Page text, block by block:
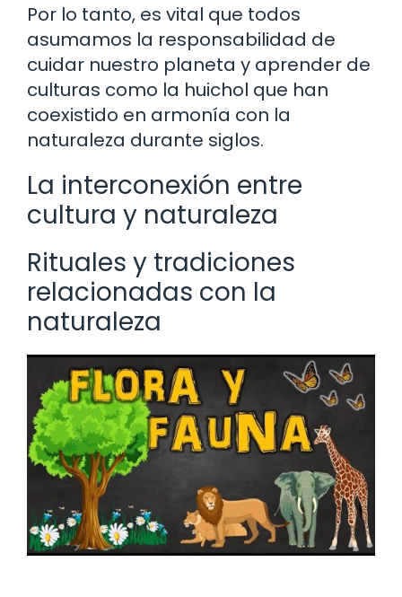
Por lo tanto, es vital que todos
asumamos la responsabilidad de
cuidar nuestro planeta y aprender de
culturas como la huichol que han
coexistido en armonía con la
naturaleza durante siglos.
La interconexión entre
cultura y naturaleza
Rituales y tradiciones
relacionadas con la
naturaleza